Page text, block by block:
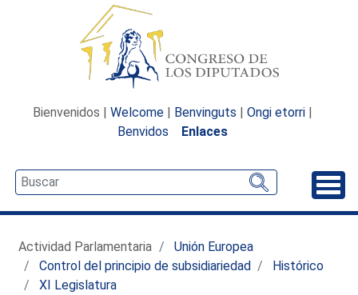
Bienvenidos | Welcome | Benvinguts | Ongi etorri |
Benvidos
Enlaces
Actividad Parlamentaria
Unión Europea
Control del principio de subsidiariedad
Histórico
XI Legislatura